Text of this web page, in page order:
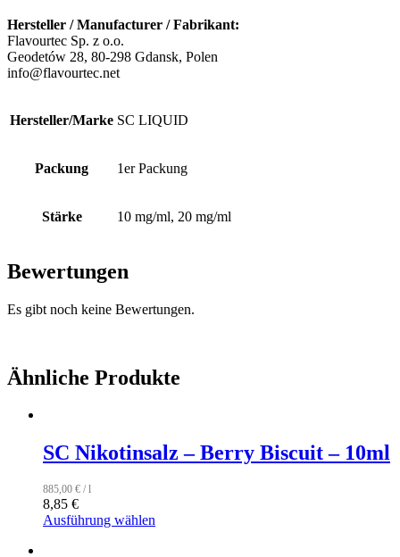
Hersteller / Manufacturer / Fabrikant:
Flavourtec Sp. z o.o.
Geodetów 28, 80-298 Gdansk, Polen
info@flavourtec.net
Hersteller/Marke SC LIQUID
Packung 1er Packung
Stärke 10 mg/ml, 20 mg/ml
Bewertungen
Es gibt noch keine Bewertungen.
Ähnliche Produkte
SC Nikotinsalz – Berry Biscuit – 10ml
885,00 € /l
8,85 €
Ausführung wählen